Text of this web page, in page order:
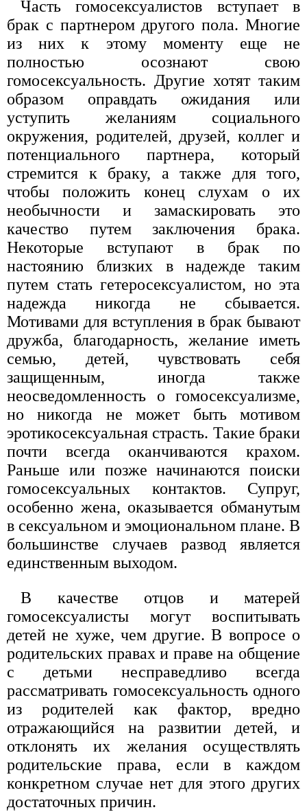
Часть гомосексуалистов вступает в
брак с партнером другого пола. Многие
из них к этому моменту еще не
полностью осознают свою
гомосексуальность. Другие хотят таким
образом оправдать ожидания или
уступить желаниям социального
окружения, родителей, друзей, коллег и
потенциального партнера, который
стремится к браку, а также для того,
чтобы положить конец слухам о их
необычности и замаскировать это
качество путем заключения брака.
Некоторые вступают в брак по
настоянию близких в надежде таким
путем стать гетеросексуалистом, но эта
надежда никогда не сбывается.
Мотивами для вступления в брак бывают
дружба, благодарность, желание иметь
семью, детей, чувствовать себя
защищенным, иногда также
неосведомленность о гомосексуализме,
но никогда не может быть мотивом
эротикосексуальная страсть. Такие браки
почти всегда оканчиваются крахом.
Раньше или позже начинаются поиски
гомосексуальных контактов. Супруг,
особенно жена, оказывается обманутым
в сексуальном и эмоциональном плане. В
большинстве случаев развод является
единственным выходом.
В качестве отцов и матерей
гомосексуалисты могут воспитывать
детей не хуже, чем другие. В вопросе о
родительских правах и праве на общение
с детьми несправедливо всегда
рассматривать гомосексуальность одного
из родителей как фактор, вредно
отражающийся на развитии детей, и
отклонять их желания осуществлять
родительские права, если в каждом
конкретном случае нет для этого других
достаточных причин.